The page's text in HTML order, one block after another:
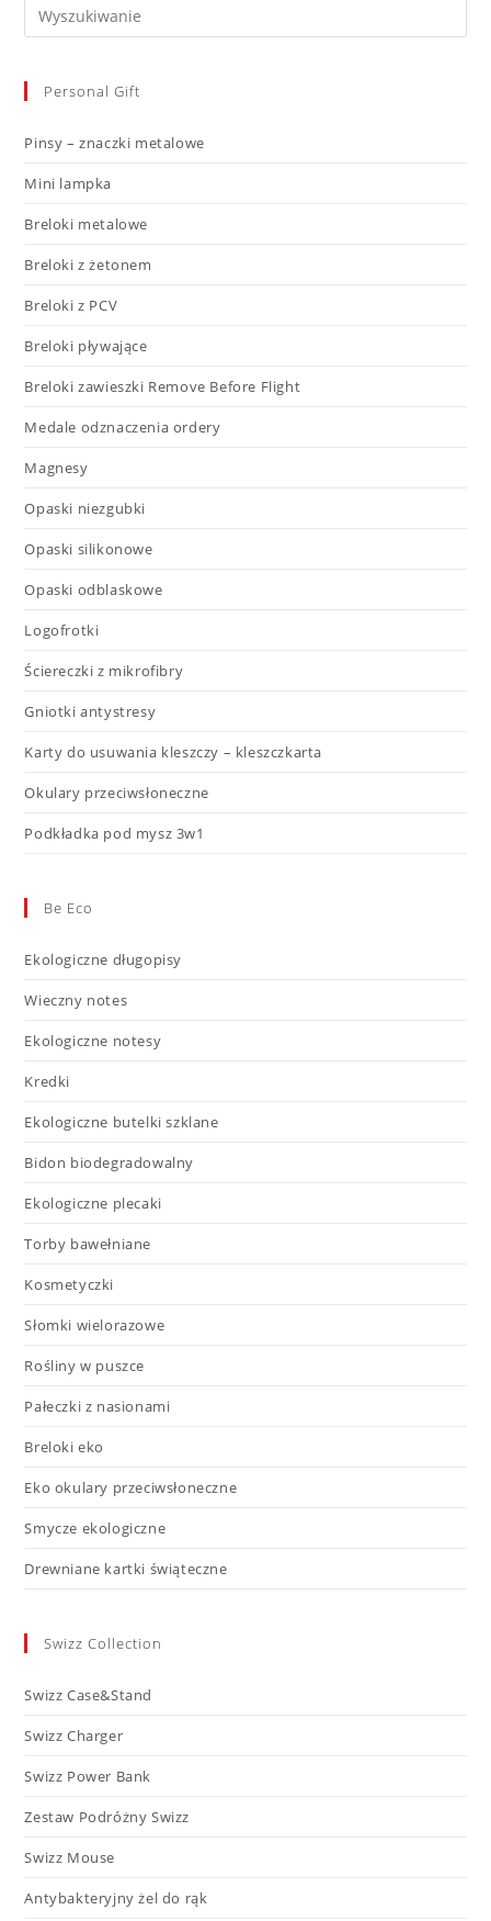
Personal Gift
Pinsy – znaczki metalowe
Mini lampka
Breloki metalowe
Breloki z żetonem
Breloki z PCV
Breloki pływające
Breloki zawieszki Remove Before Flight
Medale odznaczenia ordery
Magnesy
Opaski niezgubki
Opaski silikonowe
Opaski odblaskowe
Logofrotki
Ściereczki z mikrofibry
Gniotki antystresy
Karty do usuwania kleszczy – kleszczkarta
Okulary przeciwsłoneczne
Podkładka pod mysz 3w1
Be Eco
Ekologiczne długopisy
Wieczny notes
Ekologiczne notesy
Kredki
Ekologiczne butelki szklane
Bidon biodegradowalny
Ekologiczne plecaki
Torby bawełniane
Kosmetyczki
Słomki wielorazowe
Rośliny w puszce
Pałeczki z nasionami
Breloki eko
Eko okulary przeciwsłoneczne
Smycze ekologiczne
Drewniane kartki świąteczne
Swizz Collection
Swizz Case&Stand
Swizz Charger
Swizz Power Bank
Zestaw Podróżny Swizz
Swizz Mouse
Antybakteryjny żel do rąk